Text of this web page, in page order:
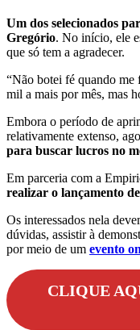
Um dos selecionados
Gregório. No início, ele
que só tem a agradecer.
“Não botei fé quando me
mil a mais por mês, mas
Embora o período de
relativamente extenso,
para buscar lucros no
Em parceria com a
realizar o lançamento
Os interessados nela
dúvidas, assistir à
por meio de um evento
CLIQUE